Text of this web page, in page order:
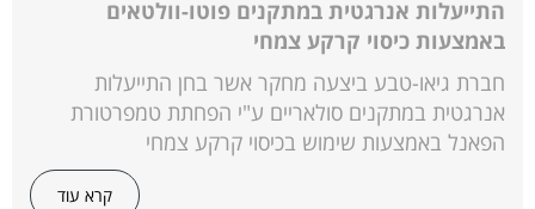
התייעלות אנרגטית במתקנים פוטו-וולטאים
באמצעות כיסוי קרקע צמחי
חברת גיאו-טבע ביצעה מחקר אשר בחן התייעלות
אנרגטית במתקנים סולאריים ע"י הפחתת טמפרטורת
הפאנל באמצעות שימוש בכיסוי קרקע צמחי
קרא עוד